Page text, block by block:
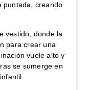
puntada, creando
vestido, donde la
para crear una
vuele alto y
se sumerge en